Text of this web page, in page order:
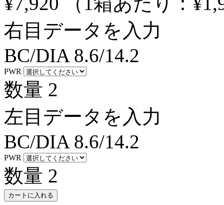
右目データを入力
BC/DIA 8.6/14.2
PWR
数量 2
左目データを入力
BC/DIA 8.6/14.2
PWR
数量 2
カートに入れる